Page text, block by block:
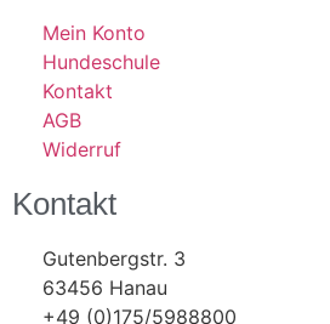
Mein Konto
Hundeschule
Kontakt
AGB
Widerruf
Kontakt
Gutenbergstr. 3
63456 Hanau
+49 (0)175/5988800